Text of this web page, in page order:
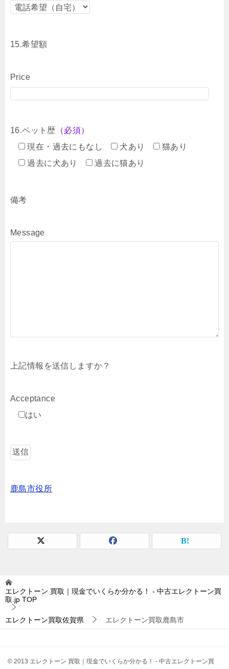
15.希望額
Price
16.ペット歴 （必須）
現在・過去にもなし
犬あり
猫あり
過去に犬あり
過去に猫あり
備考
Message
上記情報を送信しますか？
Acceptance
はい
鹿島市役所
エレクトーン 買取｜現金でいくらか分かる！ - 中古エレクトーン買
取.jp TOP
エレクトーン買取佐賀県 エレクトーン買取鹿島市
© 2013 エレクトーン 買取｜現金でいくらか分かる！ - 中古エレクトーン買